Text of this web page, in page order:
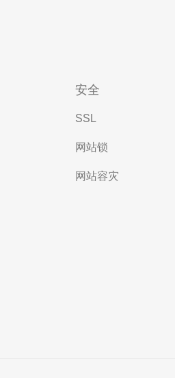
安全
SSL
网站锁
网站容灾